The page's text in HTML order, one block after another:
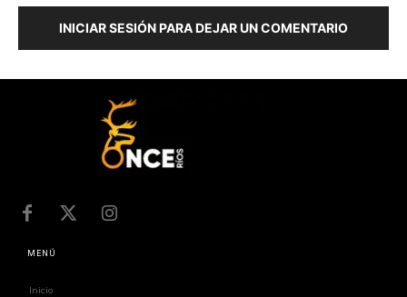
INICIAR SESIÓN PARA DEJAR UN COMENTARIO
MENÚ
Inicio